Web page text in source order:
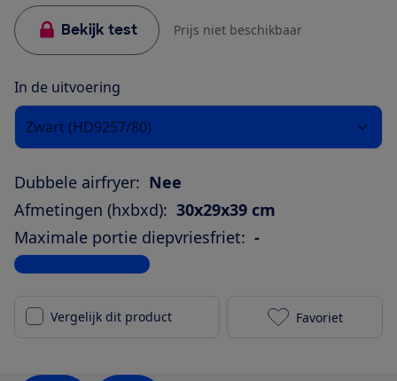
Bekijk test Prijs niet beschikbaar
In de uitvoering
Zwart (HD9257/80)
Dubbele airfryer: Nee
Afmetingen (hxbxd): 30x29x39 cm
Maximale portie diepvriesfriet: -
Bekijk alle specificaties
Vergelijk dit product Philips
Favoriet